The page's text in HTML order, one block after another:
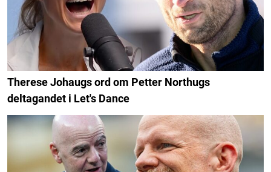
Therese Johaugs ord om Petter Northugs
deltagandet i Let's Dance